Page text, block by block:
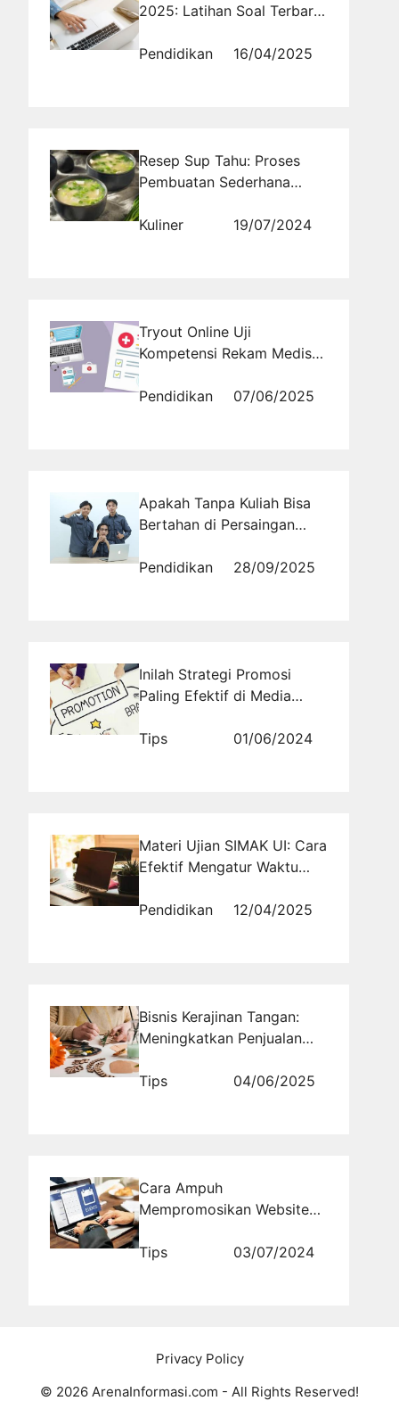
2025: Latihan Soal Terbaru
Pendidikan
16/04/2025
Resep Sup Tahu: Proses
Pembuatan Sederhana
Gurih
Kuliner 19/07/2024
Tryout Online Uji
Kompetensi Rekam Medis
Resmi 2025
Pendidikan 07/06/2025
Apakah Tanpa Kuliah Bisa
Bertahan di Persaingan
Pendidikan
28/09/2025
Inilah Strategi Promosi
Paling Efektif di Media
Produk Busana Muslim
Tips 01/06/2024
Materi Ujian SIMAK UI: Cara
Efektif Mengatur Waktu
Pendidikan
12/04/2025
Bisnis Kerajinan Tangan:
Meningkatkan Penjualan
Tips
04/06/2025
Cara Ampuh
Mempromosikan Website
untuk Meningkatkan
Tips 03/07/2024
Privacy Policy
© 2026 ArenaInformasi.com - All Rights Reserved!